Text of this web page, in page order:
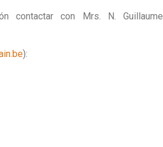
contactar con Mrs. N. Guillaume
):